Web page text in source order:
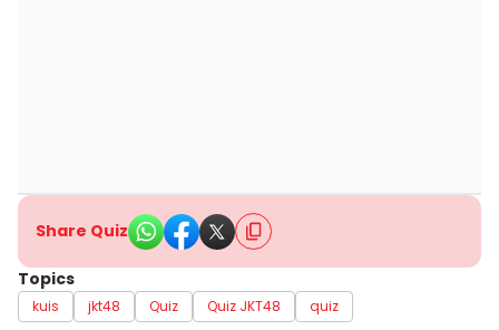
Share Quiz
Topics
kuis jkt48 Quiz Quiz JKT48 quiz